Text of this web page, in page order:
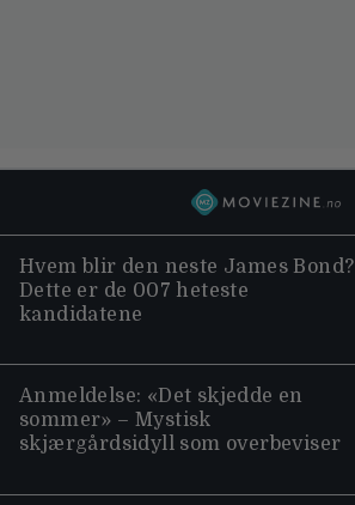
Hvem blir den neste James Bond?
Dette er de 007 heteste
kandidatene
Anmeldelse: «Det skjedde en
sommer» – Mystisk
skjærgårdsidyll som overbeviser